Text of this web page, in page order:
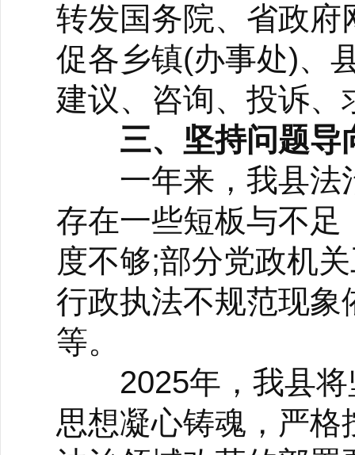
转发国务院、省政府
促各乡镇(办事处)、
建议、咨询、投诉、
三、坚持问题导
一年来，我县法
存在一些短板与不足
度不够;部分党政机
行政执法不规范现象
等。
2025年，我县将
思想凝心铸魂，严